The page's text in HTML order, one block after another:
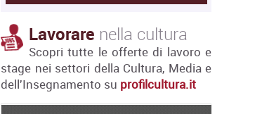
Lavorare nella cultura
Scopri tutte le offerte di lavoro e
stage nei settori della Cultura, Media e
dell'Insegnamento su profilcultura.it